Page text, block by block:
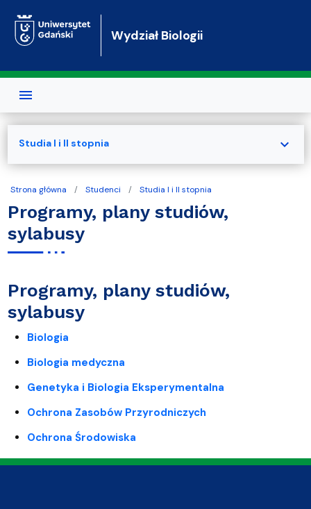
Wydział Biologii
Strona główna Studenci Studia I i II stopnia
Programy, plany studiów,
sylabusy
Programy, plany studiów,
sylabusy
Biologia
Biologia medyczna
Genetyka i Biologia Eksperymentalna
Ochrona Zasobów Przyrodniczych
Ochrona Środowiska
Studia I i II stopnia expand_more